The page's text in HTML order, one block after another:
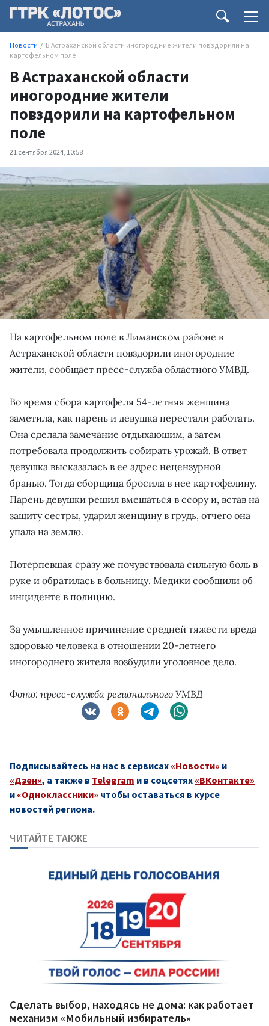
Новости
В Астраханской области иногородние жители повздорили на
картофельном поле
В Астраханской области
иногородние жители
повздорили на картофельном
поле
21 сентября 2024, 10:58
На картофельном поле в Лиманском районе в
Астраханской области повздорили иногородние
жители, сообщает пресс-служба областного УМВД.
Во время сбора картофеля 54-летняя женщина
заметила, как парень и девушка перестали работать.
Она сделала замечание отдыхающим, а затем
потребовала продолжить собирать урожай. В ответ
девушка высказалась в ее адрес нецензурной
бранью. Тогда сборщица бросила в нее картофелину.
Парень девушки решил вмешаться в ссору и, встав на
защиту сестры, ударил женщину в грудь, отчего она
упала на землю.
Потерпевшая сразу же почувствовала сильную боль в
руке и обратилась в больницу. Медики сообщили об
инциденте в полицию.
За умышленное причинение средней тяжести вреда
здоровью человека в отношении 20-летнего
иногороднего жителя возбудили уголовное дело.
Фото: пресс-служба регионального УМВД
Подписывайтесь на нас в сервисах «Новости» и
«Дзен», а также в Telegram и в соцсетях «ВКонтакте»
и «Одноклассники» чтобы оставаться в курсе
новостей региона.
ЧИТАЙТЕ ТАКЖЕ
Сделать выбор, находясь не дома: как работает
механизм «Мобильный избиратель»